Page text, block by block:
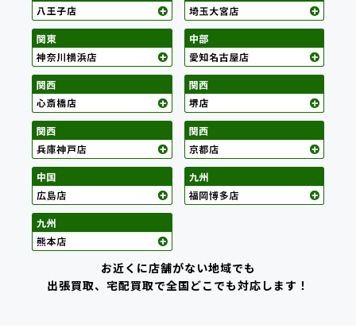
お近くに店舗がない地域でも
出張買取、宅配買取で全国どこでも対応します！